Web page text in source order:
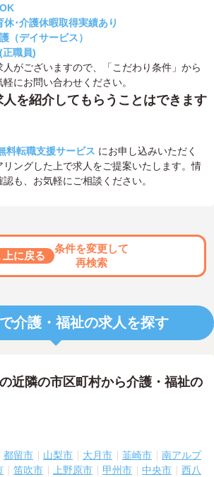
･介護休暇取得実績あり
（デイサービス）
正職員)
がございますので、「こだわり条件」から
にお問い合わせください。
を紹介してもらうことはできます
料転職支援サービス にお申し込みいただく
リングした上で求人をご提案いたします。情
も、お気軽にご相談ください。
に戻る
条件を変更して
再検索
介護・福祉の求人を探す
近隣の市区町村から介護・福祉の
都留市 山梨市 大月市 韮崎市
南アルプ
笛吹市 上野原市 甲州市 中央市
西八